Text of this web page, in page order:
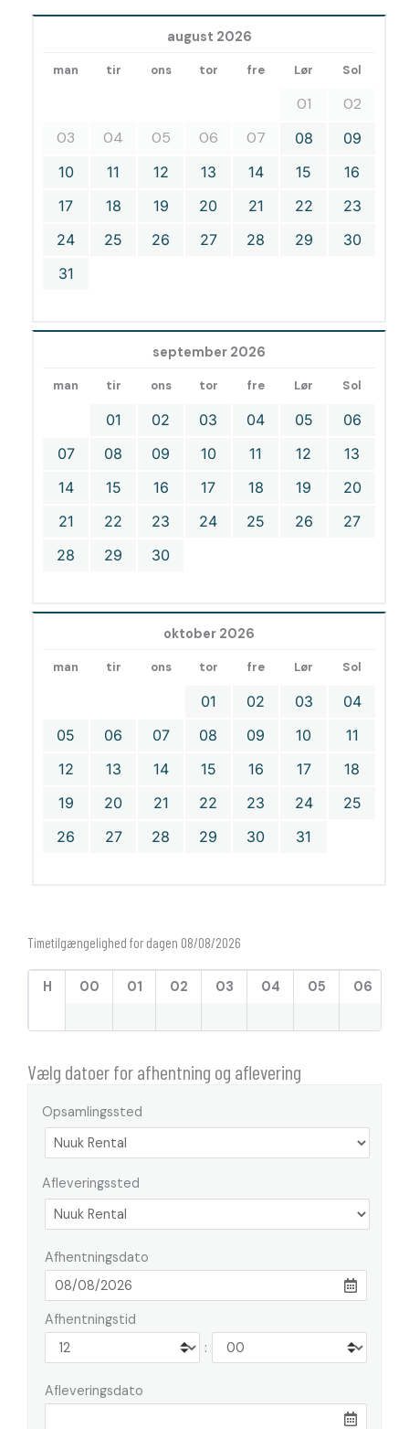
august 2026
man tir ons tor fre Lør Sol
01
02
03
04 05 06 07 08
09
10
11 12 13 14 15
16
17
18 19 20 21 22
23
24
25 26 27 28 29
30
31
september 2026
man tir ons tor fre Lør Sol
01 02 03 04 05
06
07
08 09 10 11 12
13
14
15 16 17 18 19
20
21
22 23 24 25 26
27
28
29 30
oktober 2026
man tir ons tor fre Lør Sol
01 02 03
04
05
06 07 08 09 10
11
12
13 14 15 16 17
18
19
20 21 22 23 24
25
26
27 28 29 30 31
Timetilgængelighed for dagen 08/08/2026
H 00 01 02 03 04 05 06
Vælg datoer for afhentning og aflevering
Opsamlingssted
Afleveringssted
Afhentningsdato
Afhentningstid
:
Afleveringsdato